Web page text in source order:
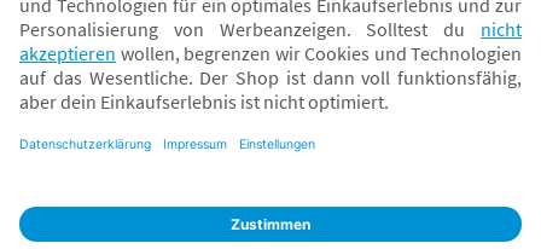
* Alle Preise inkl. MwSt. und ggf. zzgl.Versandkosten. Der dargestellte Preis gilt -
abhängig von der von dir gewählten Option - im BabyOne-Onlineshop oder bei
Abholung in dem von dir gewählten BabyOne-Franchise-Betrieb. Der für den
Onlineshop geltende Preis stellt bei einem Verkauf durch unsere Franchise-
Nehmer eine unverbindliche Preisempfehlung dar. Der Verkaufspreis der
daher von dem Verkaufspreis im Onlineshop abweichen. Angaben zu
Klarna.